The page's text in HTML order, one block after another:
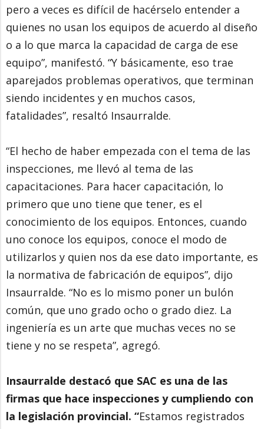
pero a veces es difícil de hacérselo entender a
quienes no usan los equipos de acuerdo al diseño
o a lo que marca la capacidad de carga de ese
equipo”, manifestó. “Y básicamente, eso trae
aparejados problemas operativos, que terminan
siendo incidentes y en muchos casos,
fatalidades”, resaltó Insaurralde.
“El hecho de haber empezada con el tema de las
inspecciones, me llevó al tema de las
capacitaciones. Para hacer capacitación, lo
primero que uno tiene que tener, es el
conocimiento de los equipos. Entonces, cuando
uno conoce los equipos, conoce el modo de
utilizarlos y quien nos da ese dato importante, es
la normativa de fabricación de equipos”, dijo
Insaurralde. “No es lo mismo poner un bulón
común, que uno grado ocho o grado diez. La
ingeniería es un arte que muchas veces no se
tiene y no se respeta”, agregó.
Insaurralde destacó que SAC es una de las
firmas que hace inspecciones y cumpliendo con
la legislación provincial. “Estamos registrados